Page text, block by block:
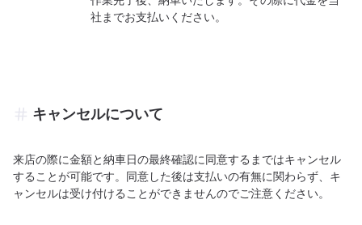
社までお支払いください。
キャンセルについて
来店の際に金額と納車日の最終確認に同意するまではキャンセル
することが可能です。同意した後は支払いの有無に関わらず、キ
ャンセルは受け付けることができませんのでご注意ください。